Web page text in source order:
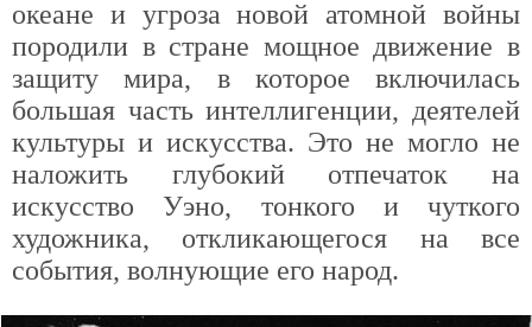
океане и угроза новой атомной войны
породили в стране мощное движение в
защиту мира, в которое включилась
большая часть интеллигенции, деятелей
культуры и искусства. Это не могло не
наложить глубокий отпечаток на
искусство Уэно, тонкого и чуткого
художника, откликающегося на все
события, волнующие его народ.